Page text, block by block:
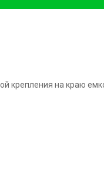
крепления на краю